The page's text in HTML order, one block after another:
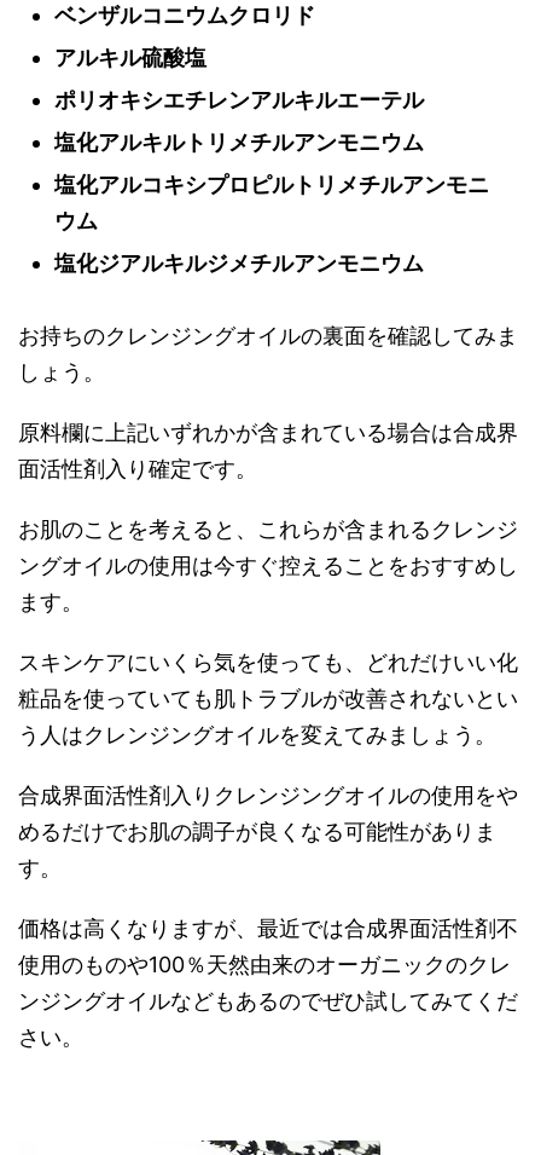
ベンザルコニウムクロリド
アルキル硫酸塩
ポリオキシエチレンアルキルエーテル
塩化アルキルトリメチルアンモニウム
塩化アルコキシプロピルトリメチルアンモニ
ウム
塩化ジアルキルジメチルアンモニウム
お持ちのクレンジングオイルの裏面を確認してみま
しょう。
原料欄に上記いずれかが含まれている場合は合成界
面活性剤入り確定です。
お肌のことを考えると、これらが含まれるクレンジ
ングオイルの使用は今すぐ控えることをおすすめし
ます。
スキンケアにいくら気を使っても、どれだけいい化
粧品を使っていても肌トラブルが改善されないとい
う人はクレンジングオイルを変えてみましょう。
合成界面活性剤入りクレンジングオイルの使用をや
めるだけでお肌の調子が良くなる可能性がありま
す。
価格は高くなりますが、最近では合成界面活性剤不
使用のものや100％天然由来のオーガニックのクレ
ンジングオイルなどもあるのでぜひ試してみてくだ
さい。